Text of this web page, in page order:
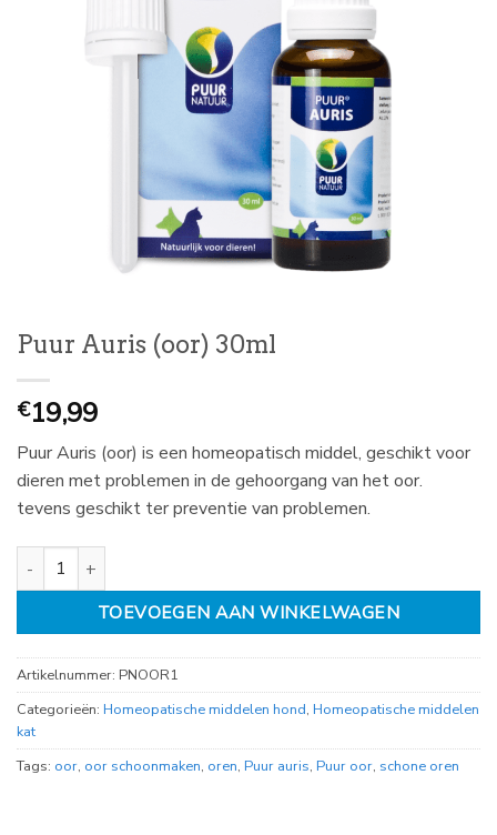
Puur Auris (oor) 30ml
€19,99
Puur Auris (oor) is een homeopatisch middel, geschikt voor
dieren met problemen in de gehoorgang van het oor.
tevens geschikt ter preventie van problemen.
Puur Auris (oor) 30ml aantal
TOEVOEGEN AAN WINKELWAGEN
Artikelnummer: PNOOR1
Categorieën: Homeopatische middelen hond, Homeopatische middelen
kat
Tags: oor, oor schoonmaken, oren, Puur auris, Puur oor, schone oren